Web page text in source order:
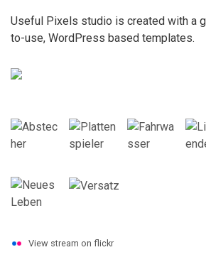
Useful Pixels studio is created with a
to-use, WordPress based templates.
View stream on flickr